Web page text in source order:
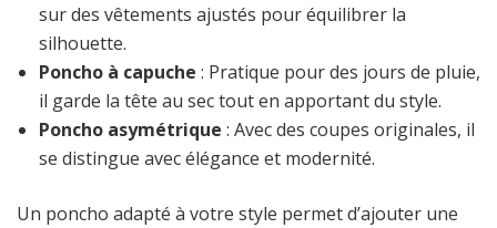
sur des vêtements ajustés pour équilibrer la
silhouette.
Poncho à capuche : Pratique pour des jours de pluie,
il garde la tête au sec tout en apportant du style.
Poncho asymétrique : Avec des coupes originales, il
se distingue avec élégance et modernité.
Un poncho adapté à votre style permet d’ajouter une